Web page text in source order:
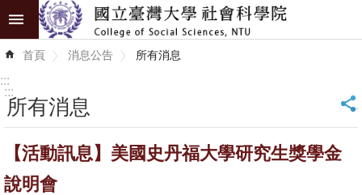
跳到主要內容區塊
進
階
識
學
首頁 消息公告 所有消息
:::
:::
所有消息 _
【活動訊息】美國史丹福大學研究生獎學金
說明會